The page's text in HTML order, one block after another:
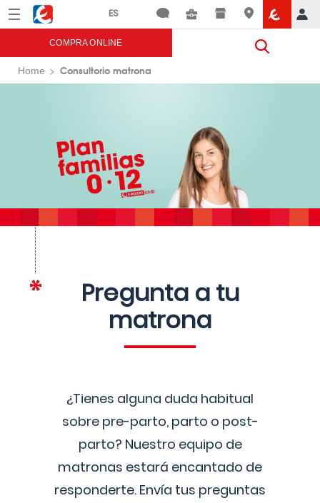
Menú Eroski
COMPRA ONLINE
Home Consultorio matrona
Pregunta a tu
matrona
¿Tienes alguna duda habitual
sobre pre-parto, parto o post-
parto? Nuestro equipo de
matronas estará encantado de
responderte. Envía tus preguntas